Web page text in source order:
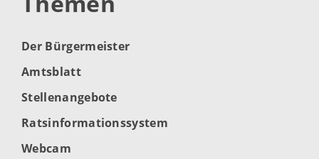
Der Bürgermeister
Amtsblatt
Stellenangebote
Ratsinformationssystem
Webcam